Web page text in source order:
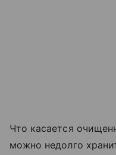
Что касается
можно недолго